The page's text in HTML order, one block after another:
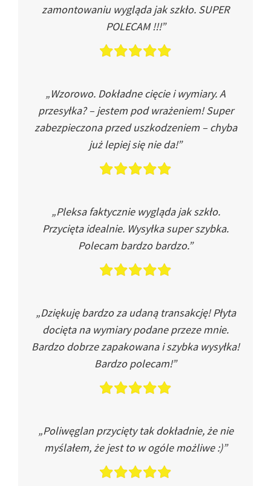
zamontowaniu wygląda jak szkło. SUPER
POLECAM !!!”
„Wzorowo. Dokładne cięcie i wymiary. A
przesyłka? – jestem pod wrażeniem! Super
zabezpieczona przed uszkodzeniem – chyba
już lepiej się nie da!”
„Pleksa faktycznie wygląda jak szkło.
Przycięta idealnie. Wysyłka super szybka.
Polecam bardzo bardzo.”
„Dziękuję bardzo za udaną transakcję! Płyta
docięta na wymiary podane przeze mnie.
Bardzo dobrze zapakowana i szybka wysyłka!
Bardzo polecam!”
„Poliwęglan przycięty tak dokładnie, że nie
myślałem, że jest to w ogóle możliwe :)”